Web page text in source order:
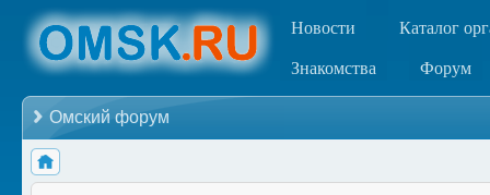
Новости Каталог
Знакомства Форум
Омский форум